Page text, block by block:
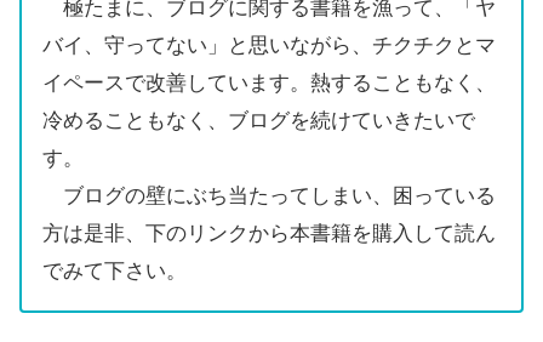
極たまに、ブログに関する書籍を漁って、「ヤ
バイ、守ってない」と思いながら、チクチクとマ
イペースで改善しています。熱することもなく、
冷めることもなく、ブログを続けていきたいで
す。
ブログの壁にぶち当たってしまい、困っている
方は是非、下のリンクから本書籍を購入して読ん
でみて下さい。